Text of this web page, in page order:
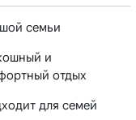
семьи
и
отдых
для семей